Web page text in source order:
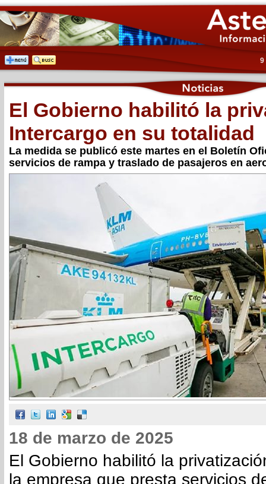
9
El Gobierno habilitó la
Intercargo en su totalidad
La medida se publicó este martes en el Boletín
servicios de rampa y traslado de pasajeros en
18 de marzo de 2025
El Gobierno habilitó la
la empresa que presta servicios